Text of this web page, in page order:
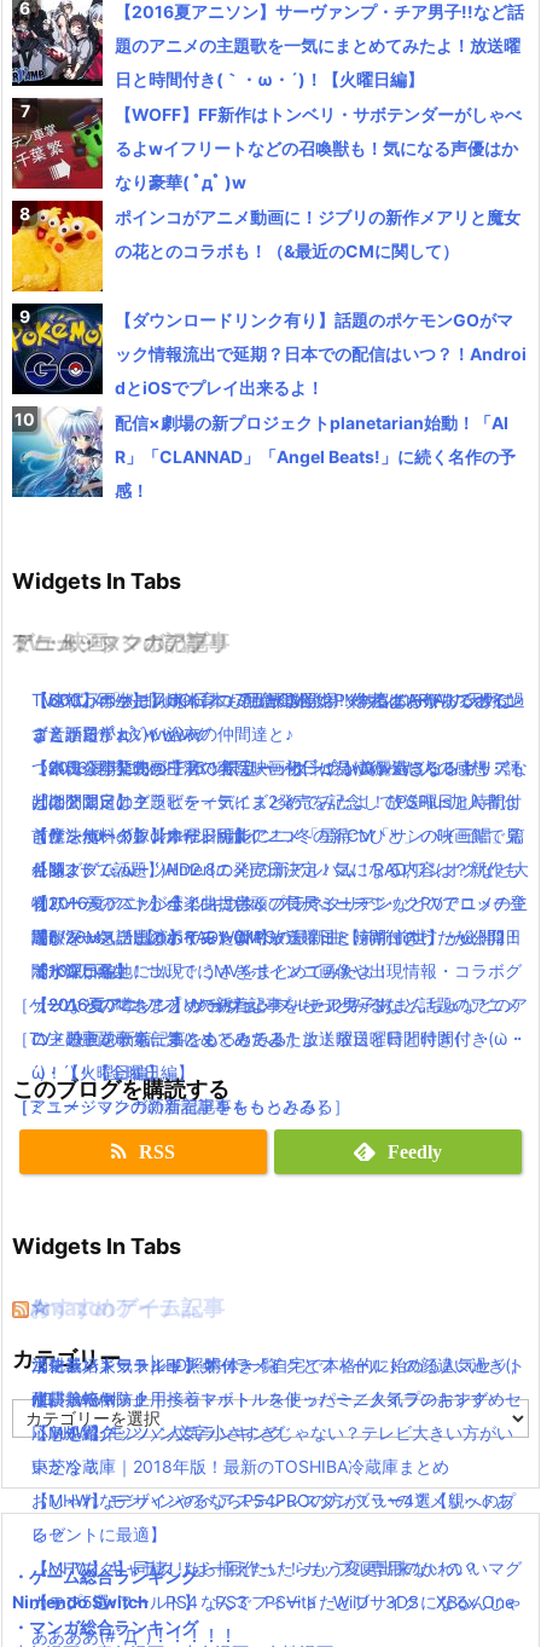
【2016夏アニソン】サーヴァンプ・チア男子!!など話
題のアニメの主題歌を一気にまとめてみたよ！放送曜
日と時間付き(｀・ω・´)！【火曜日編】
【WOFF】FF新作はトンベリ・サボテンダーがしゃべ
るよwイフリートなどの召喚獣も！気になる声優はか
なり豪華( ﾟдﾟ )w
ポインコがアニメ動画に！ジブリの新作メアリと魔女
の花とのコラボも！（&最近のCMに関して）
【ダウンロードリンク有り】話題のポケモンGOがマ
ック情報流出で延期？日本での配信はいつ？！Androi
dとiOSでプレイ出来るよ！
配信×劇場の新プロジェクトplanetarian始動！「AI
R」「CLANNAD」「Angel Beats!」に続く名作の予
感！
Widgets In Tabs
TV・映画
【パパパのパァ】ポインコ7月新CM登場！今度はお祭りでポイン
コ音頭でかわいい浴衣の仲間達と♪
【本日公開】映画「君の名は。」初日に見に行った人の感想・評
判は？
【サンバーイ】dポイントポインコ冬の新CM「サンバイ三唱」篇
公開！
【パパパのパァ】ポインコ音頭の長尺ミュージックPVでロッチ登
場(｀・ω・´)!【dポイントCM】
ポインコ各地に出現！うさぎポインコ画像や出現情報・コラボグ
ッツなどの噂をまとめてみたよ！
［TV・映画の新着記事をもっとみる］
ゲーム・スマホアプリ
【速報】ポケモンGO日本も配信開始！！ダウンロードリンクは
ここから！
ついに今年発売のFF15！限定パッケージが美麗過ぎる！！！
【期間限定】グラビティデイズ2発売を記念してPSPlus加入者は
前作を無料ダウンロード可能に！
キングダムハーツHD2.8の発売日決定！気になる内容は？新作も
有り！
闇が深いと話題のポケモン新キャラ！ミミッキュのうたが公開！
闇が深い….
［ゲーム・スマホアプリの新着記事をもっとみる］
アニメ・マンガの記事
TVアニメ「あまんちゅ！」7月放送開始！作者は”ARIA”の天野こ
ずえ！日常×ダイビング
「銀魂」小栗旬が主演で実写映画化( ﾟдﾟ )www気になるキャスト
は？公開日は？
【魔法使いの嫁】オリジナルアニメ「星待つひと」の映画館で見
れるよ(｀・ω・´)！！
【2016夏アニソン】ツキウタ。プラネタリアンなどのアニメの主
題歌を一気にまとめてみたよ！放送曜日と時間付き(｀・ω・´)！
【水曜日編】
【2016夏アニソン】ジョジョ・べルセルク・あまんちゅなどのア
ニメの主題歌を一気にまとめてみたよ！放送曜日と時間付き(｀・
ω・´)！【金曜日編】
［アニメ・マンガの新着記事をもっとみる］
ミュージックの記事
【600万再生】岡崎体育のミュージックPVあるあるがあるある過
ぎと話題( ﾟдﾟ )wwww
【2016夏アニソン】バッテリー・ダンガンロンパ３・レガリアな
どのアニメの主題歌を一気にまとめてみたよ！放送曜日と時間付
き(｀・ω・´)！【木曜日編】
【Mステで話題】Aimer(エメ)の新アルバム！RAD,ワンオクなど大
物アーティストが全楽曲提供＆プロデュース！
【8/26Mステ出演】RADWIMPSの最新曲【前前前世】が公開2日
で100万再生！ついでにMVをまとめてみたよ！
【2016夏アニソン】サーヴァンプ・チア男子!!など話題のアニメ
の主題歌を一気にまとめてみたよ！放送曜日と時間付き(｀・ω・
´)！【火曜日編】
［ミュージックの新着記事をもっとみる］
このブログを購読する
RSS Feedly
Widgets In Tabs
おすすめゲーム記事
【モンハンワールド】キャラメイクとフィールドの顔違い過ぎ(;
´Д｀)www
【MHW】モンハン文字小さすぎじゃない？テレビ大きい方がい
いかな？
【MHW】モンハンやるならPS4PROの方がいいの？メリットあ
る？
【MHW】キャラクリは一回作ったらもう変更出来ないの？
【モンハンワールド】なんでフィードだとブサイクになるんじゃ
ああああ(#ﾟДﾟ)！！！！！
Amazonアイテム
水耕栽培キット|LED照明付き！自宅で本格的に始める人気セット
水耕栽培キット｜ペットボトルを使ったミニタイプのおすすめセ
ットを紹介
東芝冷蔵庫｜2018年版！最新のTOSHIBA冷蔵庫まとめ
おしゃれなデザインのペアステンレスタンブラー4選【親へのプ
レゼントに最適】
【ペアマグ】同棲したら揃えたい！カップル専用のかわいいマグ
カップ5選
☆
ニンテンドースイッチ 本体 一覧
使い捨てマスク
☆
消化器／人気ランキング
耐震・転倒防止用接着マット・ストッパー／人気ランキング
応急処置グッツ／人気ランキング
☆
カテゴリー
テ
リ
ー
・ゲーム総合ランキング
Nintendo Switch
PS4 PS3 PSVita WiiU 3DS
XBox One
・マンガ総合ランキング